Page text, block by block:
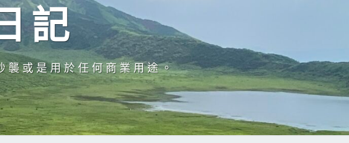
記
襲或是用於任何商業用途。